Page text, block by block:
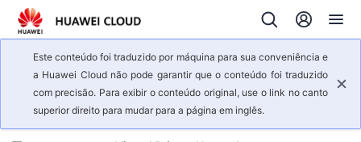
Este conteúdo foi traduzido por máquina para sua conveniência e
a Huawei Cloud não pode garantir que o conteúdo foi traduzido
com precisão. Para exibir o conteúdo original, use o link no canto
superior direito para mudar para a página em inglês.